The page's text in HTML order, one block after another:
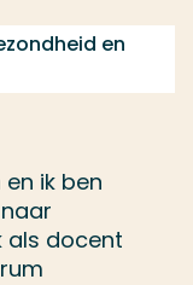
en
ik ben
als docent